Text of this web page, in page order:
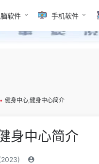
软件 手机软件
• 健身中心,健身中心简介
身中心简介